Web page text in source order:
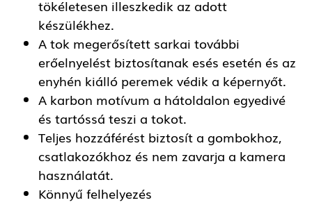
tökéletesen illeszkedik az adott
készülékhez.
A tok megerősített sarkai további
erőelnyelést biztosítanak esés esetén és az
enyhén kiálló peremek védik a képernyőt.
A karbon motívum a hátoldalon egyedivé
és tartóssá teszi a tokot.
Teljes hozzáférést biztosít a gombokhoz,
csatlakozókhoz és nem zavarja a kamera
használatát.
Könnyű felhelyezés